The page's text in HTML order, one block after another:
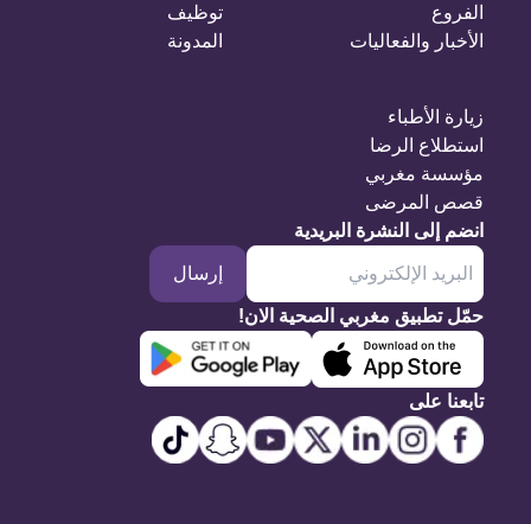
الفروع
الأخبار والفعاليات
توظيف
المدونة
زيارة الأطباء
استطلاع الرضا
مؤسسة مغربي
قصص المرضى
انضم إلى النشرة البريدية
إرسال
حمّل تطبيق مغربي الصحية الان!
تابعنا على